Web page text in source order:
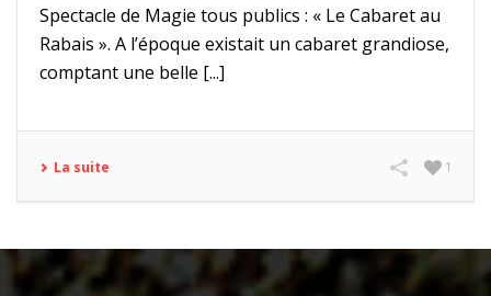
Spectacle de Magie tous publics : « Le Cabaret au
Rabais ». A l’époque existait un cabaret grandiose,
comptant une belle [...]
La suite 1